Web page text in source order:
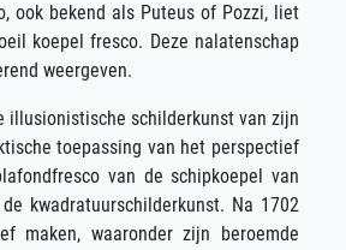
ook bekend als Puteus of Pozzi, liet
koepel fresco. Deze nalatenschap
weergeven.
illusionistische schilderkunst van zijn
toepassing van het perspectief
van de schipkoepel van
kwadratuurschilderkunst. Na 1702
maken, waaronder zijn beroemde